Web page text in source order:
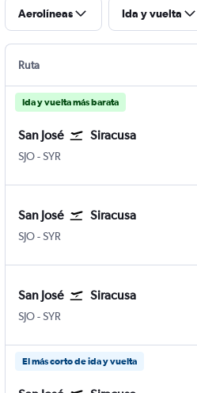
Aerolíneas Ida y vuelta
Ruta
Ida y vuelta más barata
San José Siracusa
SJOSan José Internacional Juan
-SYR
San José Siracusa
SJOSan José Internacional Juan
-SYR
San José Siracusa
SJOSan José Internacional Juan
-SYR
El más corto de ida y vuelta